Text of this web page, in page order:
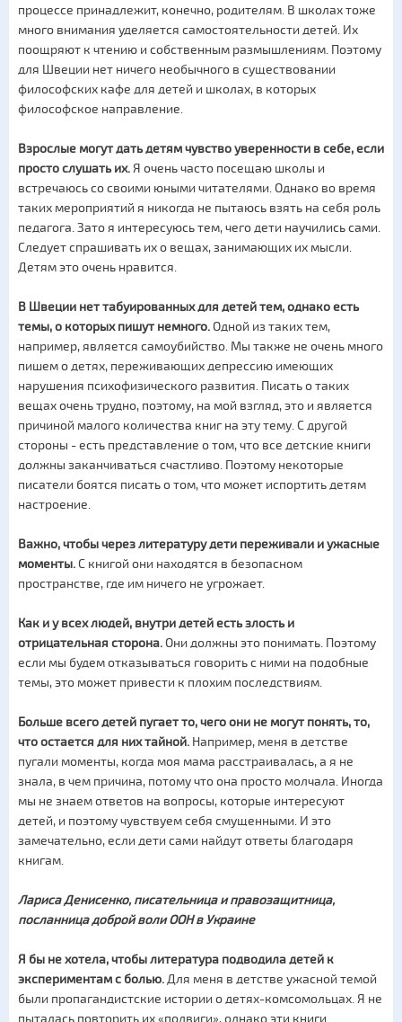
процессе принадлежит, конечно, родителям. В школах тоже
много внимания уделяется самостоятельности детей. Их
поощряют к чтению и собственным размышлениям. Поэтому
для Швеции нет ничего необычного в существовании
философских кафе для детей и школах, в которых
философское направление.
Взрослые могут дать детям чувство уверенности в себе, если
просто слушать их.Я очень часто посещаю школы и
встречаюсь со своими юными читателями. Однако во время
таких мероприятий я никогда не пытаюсь взять на себя роль
педагога. Зато я интересуюсь тем, чего дети научились сами.
Следует спрашивать их о вещах, занимающих их мысли.
Детям это очень нравится.
В Швеции нет табуированных для детей тем, однако есть
темы, о которых пишут немного.Одной из таких тем,
например, является самоубийство. Мы также не очень много
пишем о детях, переживающих депрессию имеющих
нарушения психофизического развития. Писать о таких
вещах очень трудно, поэтому, на мой взгляд, это и является
причиной малого количества книг на эту тему. С другой
стороны - есть представление о том, что все детские книги
должны заканчиваться счастливо. Поэтому некоторые
писатели боятся писать о том, что может испортить детям
настроение.
Важно, чтобы через литературу дети переживали и ужасные
моменты.С книгой они находятся в безопасном
пространстве, где им ничего не угрожает.
Как и у всех людей, внутри детей есть злость и
отрицательная сторона.Они должны это понимать. Поэтому
если мы будем отказываться говорить с ними на подобные
темы, это может привести к плохим последствиям.
Больше всего детей пугает то, чего они не могут понять, то,
что остается для них тайной. Например, меня в детстве
пугали моменты, когда моя мама расстраивалась, а я не
знала, в чем причина, потому что она просто молчала. Иногда
мы не знаем ответов на вопросы, которые интересуют
детей, и поэтому чувствуем себя смущенными. И это
замечательно, если дети сами найдут ответы благодаря
книгам.
Лариса Денисенко, писательница и правозащитница,
посланница доброй воли ООН в Украине
Я бы не хотела, чтобы литература подводила детей к
экспериментам с болью.Для меня в детстве ужасной темой
были пропагандистские истории о детях-комсомольцах. Я не